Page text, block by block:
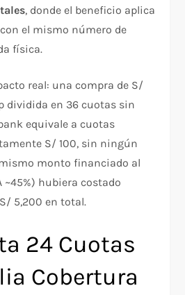
, donde el beneficio aplica
el mismo número de
física.
real: una compra de S/
dividida en 36 cuotas sin
equivale a cuotas
S/ 100, sin ningún
monto financiado al
~45%) hubiera costado
5,200 en total.
24 Cuotas
Cobertura